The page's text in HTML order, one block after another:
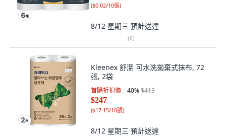
($0.02/10張)
8/12 星期三 預計送達
(6)
Kleenex 舒潔 可水洗拋棄式抹布, 72
張, 2袋
首購折扣價 40%$413
$247
($17.15/10張)
8/12 星期三 預計送達